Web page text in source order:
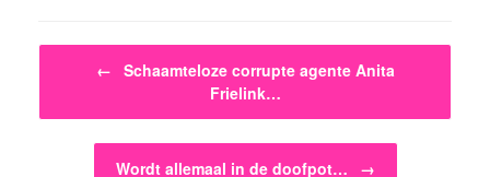
← Schaamteloze corrupte agente Anita
Frielink…
Wordt allemaal in de doofpot… →